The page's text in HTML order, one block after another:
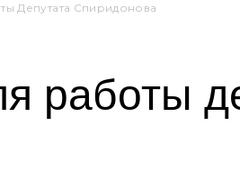
Депутата Спиридонова
работы